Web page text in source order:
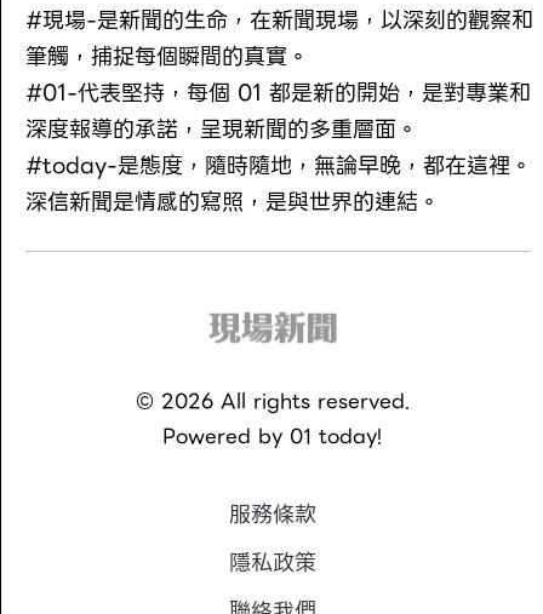
#現場-是新聞的生命，在新聞現場，以深刻的觀察和
筆觸，捕捉每個瞬間的真實。
#01-代表堅持，每個 01 都是新的開始，是對專業和
深度報導的承諾，呈現新聞的多重層面。
#today-是態度，隨時隨地，無論早晚，都在這裡。
深信新聞是情感的寫照，是與世界的連結。
© 2026All rights reserved.
Powered by 01 today!
服務條款
隱私政策